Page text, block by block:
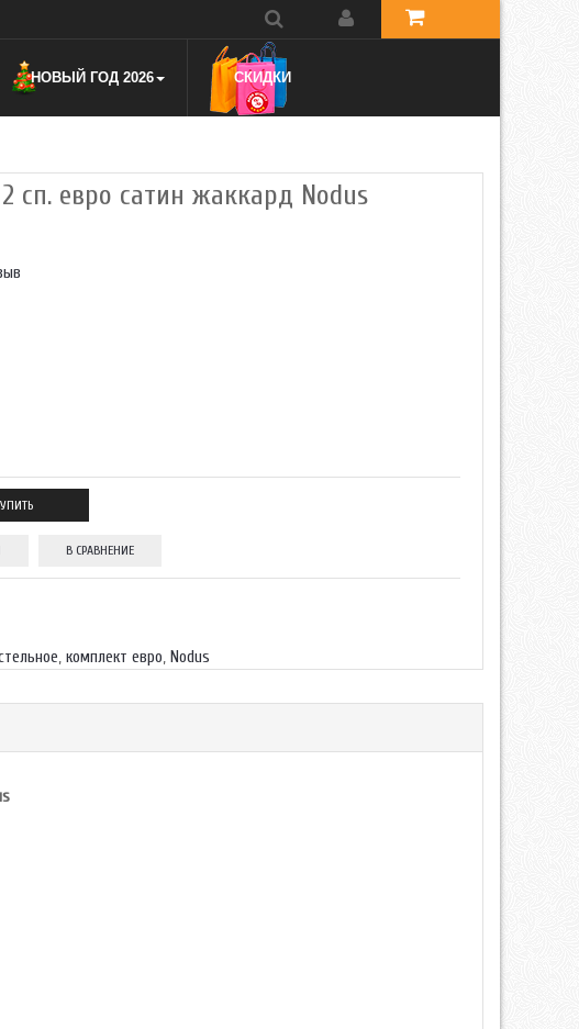
НОВЫЙ ГОД 2026 СКИДКИ
2 сп. евро сатин жаккард Nodus
В СРАВНЕНИЕ
,комплект евро, Nodus